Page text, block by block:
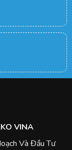
VINA
Và Đầu Tư